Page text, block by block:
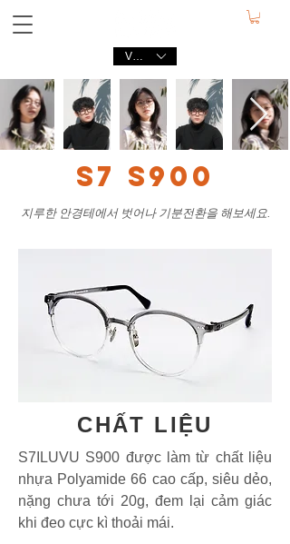
VND (₫)
S7 S900
지루한 안경테에서 벗어나 기분전환을 해보세요.
CHẤT LIỆU
S7ILUVU S900 được làm từ chất liệu
nhựa Polyamide 66 cao cấp, siêu dẻo,
nặng chưa tới 20g, đem lại cảm giác
khi đeo cực kì thoải mái.